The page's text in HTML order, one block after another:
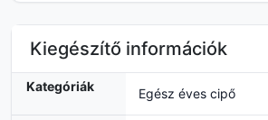
Kiegészítő információk
Kategóriák Egész éves cipő